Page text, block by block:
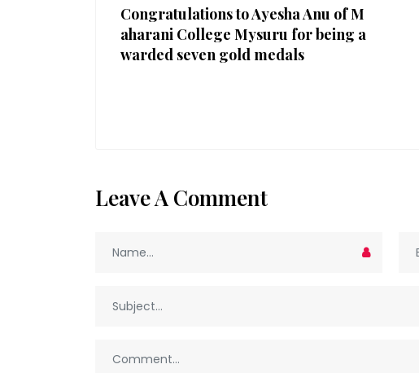
Congratulations to Ayesha Anu of M
aharani College Mysuru for being a
warded seven gold medals
Leave A Comment